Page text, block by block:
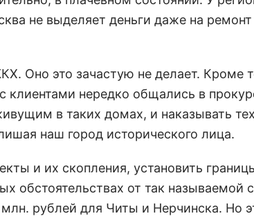
не выделяет деньги даже на
Оно это зачастую не делает. Кроме
клиентами нередко общались в
в таких домах, и наказывать тех
наш город исторического лица.
и их скопления, установить
обстоятельствах от так называемой
рублей для Читы и Нерчинска. Но